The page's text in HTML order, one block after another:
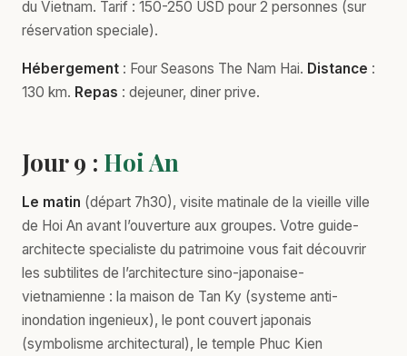
du Vietnam. Tarif : 150-250 USD pour 2 personnes (sur
réservation speciale).
Hébergement : Four Seasons The Nam Hai. Distance :
130 km. Repas : dejeuner, diner prive.
Jour 9 : Hoi An
Le matin (départ 7h30), visite matinale de la vieille ville
de Hoi An avant l’ouverture aux groupes. Votre guide-
architecte specialiste du patrimoine vous fait découvrir
les subtilites de l’architecture sino-japonaise-
vietnamienne : la maison de Tan Ky (systeme anti-
inondation ingenieux), le pont couvert japonais
(symbolisme architectural), le temple Phuc Kien